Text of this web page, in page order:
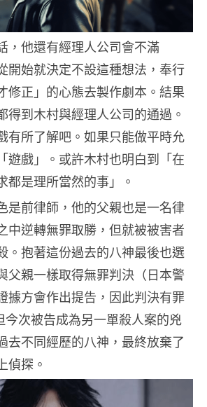
，他還有經理人公司會不滿
開始就決定不設這種想法，奉行
修正」的心態去製作劇本。結果
得到木村與經理人公司的通過。
有所了解吧。如果只能做平時允
遊戲」。或許木村也明白到「在
都是理所當然的事」。
是前律師，他的父親也是一名律
中逆轉無罪取勝，但就被被害者
。抱著這份過去的八神最後也選
父親一樣取得無罪判決（日本警
據方會作出提告，因此判決有罪
今次被告成為另一單殺人案的兇
去不同經歷的八神，最終放棄了
偵探。